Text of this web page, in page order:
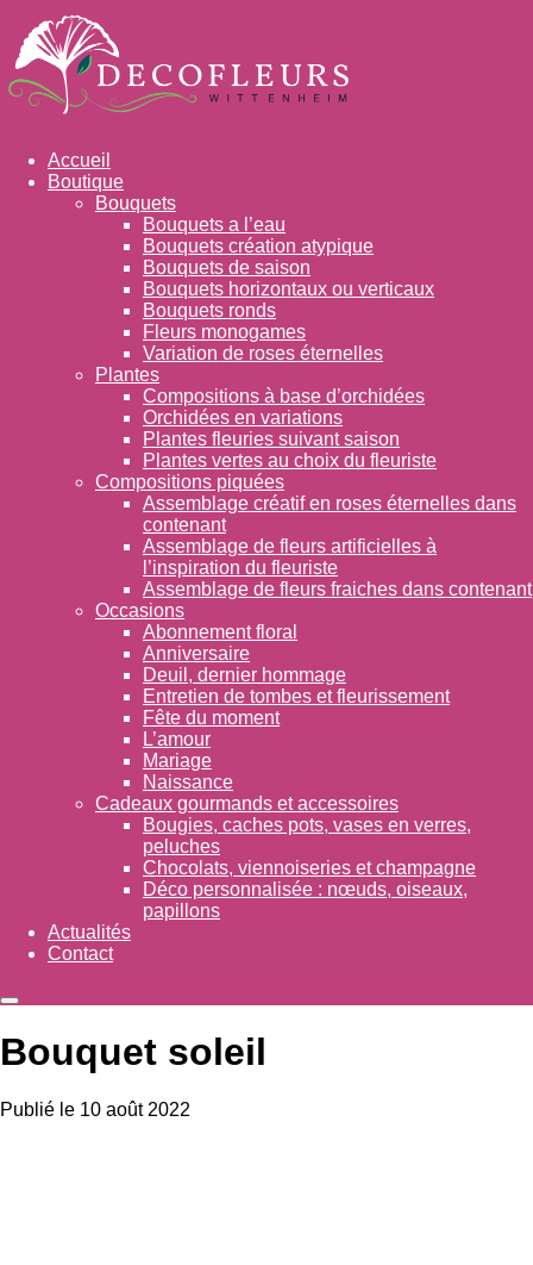
Accueil
Boutique
Bouquets
Bouquets a l’eau
Bouquets création atypique
Bouquets de saison
Bouquets horizontaux ou verticaux
Bouquets ronds
Fleurs monogames
Variation de roses éternelles
Plantes
Compositions à base d’orchidées
Orchidées en variations
Plantes fleuries suivant saison
Plantes vertes au choix du fleuriste
Compositions piquées
Assemblage créatif en roses éternelles dans
contenant
Assemblage de fleurs artificielles à
l’inspiration du fleuriste
Assemblage de fleurs fraiches dans contenant
Occasions
Abonnement floral
Anniversaire
Deuil, dernier hommage
Entretien de tombes et fleurissement
Fête du moment
L’amour
Mariage
Naissance
Cadeaux gourmands et accessoires
Bougies, caches pots, vases en verres,
peluches
Chocolats, viennoiseries et champagne
Déco personnalisée : nœuds, oiseaux,
papillons
Actualités
Contact
Bouquet soleil
Publié le 10 août 2022